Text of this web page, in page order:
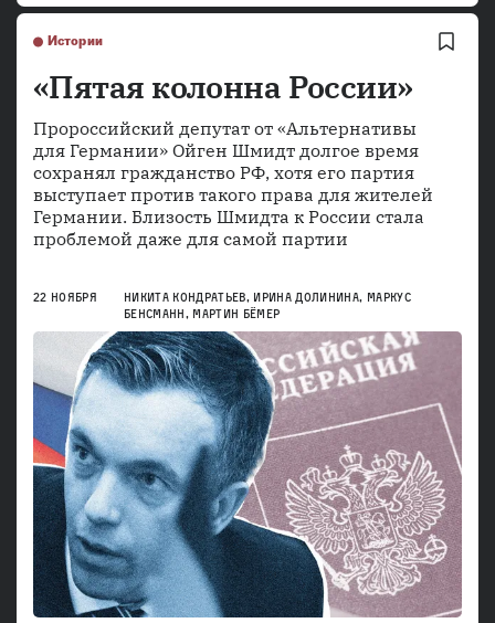
Истории
«Пятая колонна России»
Пророссийский депутат от «Альтернативы
для Германии» Ойген Шмидт долгое время
сохранял гражданство РФ, хотя его партия
выступает против такого права для жителей
Германии. Близость Шмидта к России стала
проблемой даже для самой партии
22 НОЯБРЯ НИКИТА КОНДРАТЬЕВ, ИРИНА ДОЛИНИНА, МАРКУС
БЕНСМАНН, МАРТИН БЁМЕР